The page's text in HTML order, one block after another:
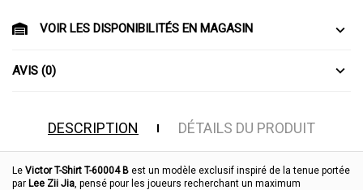
VOIR LES DISPONIBILITÉS EN MAGASIN
AVIS (0)
DESCRIPTION DÉTAILS DU PRODUIT
Le Victor T-Shirt T-60004 B est un modèle exclusif inspiré de la tenue portée
par Lee Zii Jia, pensé pour les joueurs recherchant un maximum